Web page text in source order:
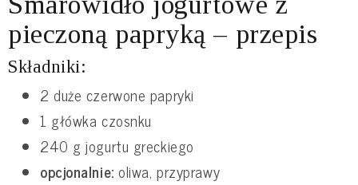
pieczoną papryką – przepis
Składniki:
2 duże czerwone papryki
1 główka czosnku
240 g jogurtu greckiego
opcjonalnie: oliwa, przyprawy